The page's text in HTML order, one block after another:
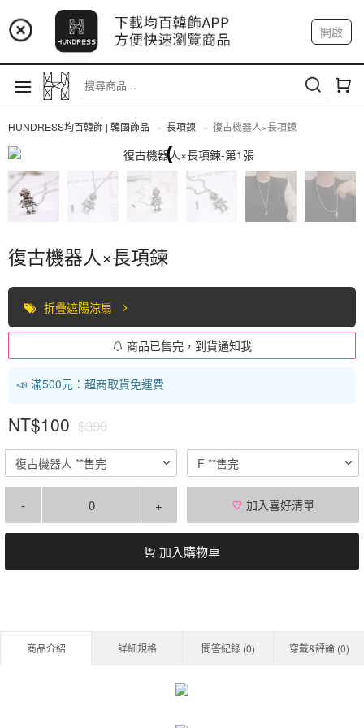
📢 市集預告：9/4-9/6 淡水捷運站
📢 市集預告：9/12-9/13 八里海巡基地
📢 市集預告：8/22-8/23 桃園青埔置地廣場
開啟
註冊 我的帳戶
HUNDRESS均百韓飾 | 韓國飾品 長項鍊 復古機器人×長項鍊
復古機器人×長項鍊
折疊遮陽涼扇
商品已售完，到貨通知我
📣 滿500元：超商取貨免運費
NT$100 $390
復古機器人 **售完 F **售完
- + 加入喜好清單
加入購物車
商品介紹 詳細規格 問答紀錄 (0) 穿戴&評論 (0)